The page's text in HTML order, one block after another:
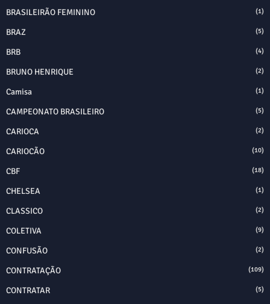
BRASILEIRÃO FEMININO (1)
BRAZ (5)
BRB (4)
BRUNO HENRIQUE (2)
Camisa (1)
CAMPEONATO BRASILEIRO (5)
CARIOCA (2)
CARIOCÃO (10)
CBF (18)
CHELSEA (1)
CLASSICO (2)
COLETIVA (9)
CONFUSÃO (2)
CONTRATAÇÃO (109)
CONTRATAR (5)